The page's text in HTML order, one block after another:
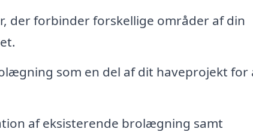
der forbinder forskellige områder af din
som en del af dit haveprojekt for
af eksisterende brolægning samt